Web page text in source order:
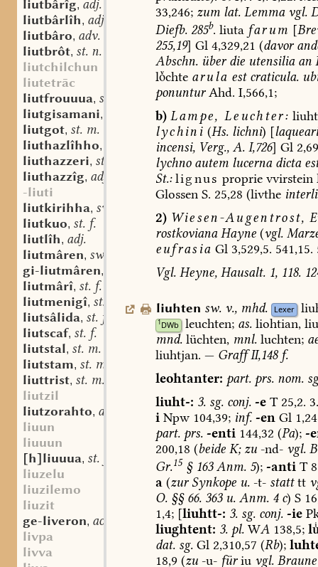
liutbârîg, adj.
liutbârlîh, adj.
liutbâro, adv.
liutbrôt, st. n.
liutchilchun
liutetrāc
liutfrouuua, sw. f.
liutgisamani,
liutgot, st. m.
liuthazlîhho,
liuthazzeri, st. m.
liuthazzîg, adj.
-liuti
liutkirihha, sw. f.
liutkuo, st. f.
liutlîh, adj.
liutmâren, sw. v.
gi-liutmâren,
liutmârî, st. f.
liutmenigî, st. f.
liutsâlida, st. f.
liutscaf, st. f.
liutstal, st. m.
liutstam, st. m.
liuttrist, st. m. n.
liutzil
liutzorahto, adv.
liuun
liuuun
[h]liuuua, st. f.
liuzelu
liuzilemo
liuzit
ge-liveron, aostndfrk. sw. v.
livpa
livva
33,246; zumlat. Lemmavgl.
Diefb.285b. liuta farum [
255,19] Gl4,329,21 (davor
Abschn.überdieutensiliaan
lchte arula estcraticula.
ponunturAhd. I,566,1;
b) Lampe, Leuchter:
lychini (Hs. lichni) [
incensi,Verg.,A.I,726] Gl
lychnoautemlucernadicta
St.: lignus proprievvirstein
Glossen S. 25,28 (livthe
2) Wiesen-Augentrost,
rostkoviana Hayne(vgl.
eufrasia Gl 3,529,5. 541,15.
Vgl.Heyne,Hausalt.1,118.
liuhten sw. v., mhd. Lexer
1DWb leuchten; as.liohtian,
mnd.lüchten, mnl.luchten;
liuhtjan. — GraffII,148f.
leohtanter: part.prs.nom.
liuht-: 3.sg.conj. -eT25,2. 3.
iNpw 104,39; inf. -enGl
part.prs. -enti144,32 (Pa); -
200,18 (beideK;zu-nd- vgl.
Gr.15 §163Anm.5); -antiT
a(zur Synkopeu.-t- statttt
O.§§66.363u. Anm.4c) S
1,4;[liuhtt-: 3.sg.conj. -ie
liughtent: 3.pl.WA138,5;
dat.sg.Gl2,310,57 (Rb);
18,9 (zu-u- füriu vgl.Braune